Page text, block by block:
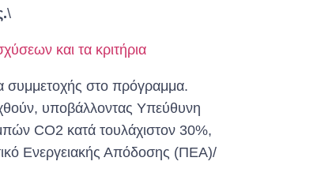
\
και τα κριτήρια
συμμετοχής στο πρόγραμμα.
υποβάλλοντας Υπεύθυνη
CO2 κατά τουλάχιστον 30%,
Ενεργειακής Απόδοσης (ΠΕΑ)/